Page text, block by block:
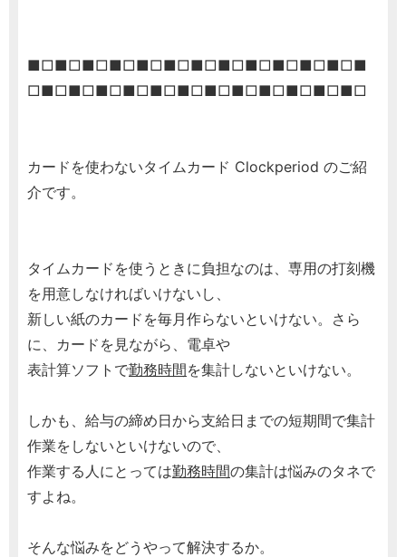
■□■□■□■□■□■□■□■□■□■□■□■□■
□■□■□■□■□■□■□■□■□■□■□■□■□
カードを使わないタイムカード Clockperiod のご紹
介です。
タイムカードを使うときに負担なのは、専用の打刻機
を用意しなければいけないし、
新しい紙のカードを毎月作らないといけない。さら
に、カードを見ながら、電卓や
表計算ソフトで勤務時間を集計しないといけない。
しかも、給与の締め日から支給日までの短期間で集計
作業をしないといけないので、
作業する人にとっては勤務時間の集計は悩みのタネで
すよね。
そんな悩みをどうやって解決するか。